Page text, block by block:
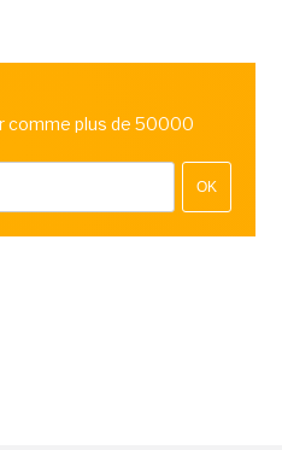
comme plus de 50000
OK